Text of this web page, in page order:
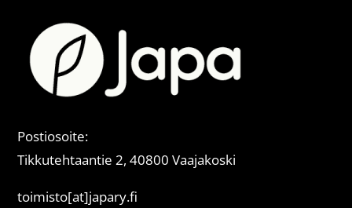
Postiosoite:
Tikkutehtaantie 2, 40800 Vaajakoski
toimisto[at]japary.fi